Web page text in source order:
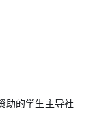
助的学生主导社